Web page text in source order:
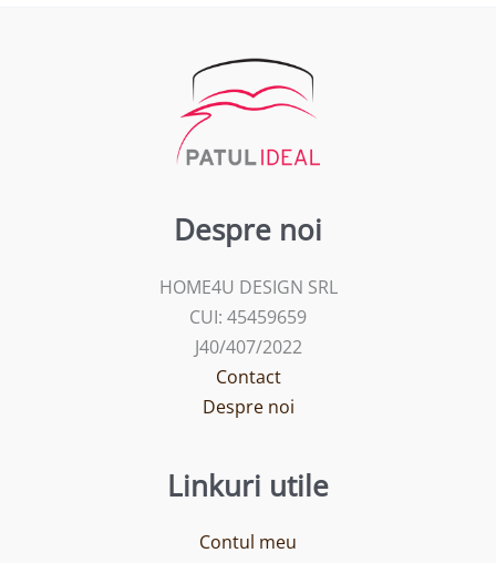
Despre noi
HOME4U DESIGN SRL
CUI: 45459659
J40/407/2022
Contact
Despre noi
Linkuri utile
Contul meu